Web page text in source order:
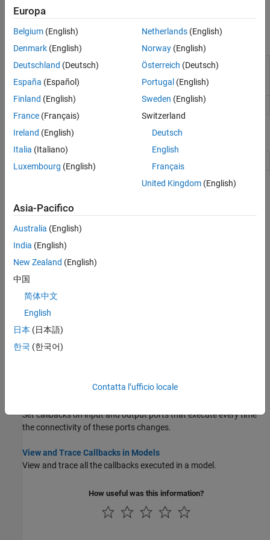
utilizzate dal modello nell'area di lavoro di MATLAB.
Funzioni
Simulink.Annotation
Creare e specificare le proprietà di
area
getCallbackAnnotation Get annotation executing callback
Blocchi
Customize Model Behavior with Callbacks
Use callbacks to customize the behavior of a Simulink model.
Model Callbacks
Specify MATLAB code that executes at certain action points for
models, for example, after the model loads or when you save it.
Block Callbacks
Set block callbacks that execute when blocks are loaded, opened,
or edited.
Initialization Function
Set callbacks on input and output ports that execute every time
the connectivity of these ports changes.
View and Trace Callbacks in Models
View and trace all the callbacks executed in a model.
How useful was this information?
Europa
Belgium (English)
Denmark (English)
Deutschland (Deutsch)
España (Español)
Finland (English)
France (Français)
Ireland (English)
Italia (Italiano)
Luxembourg (English)
Netherlands(English)
Norway(English)
Österreich (Deutsch)
Portugal (English)
Sweden (English)
Switzerland
Deutsch
English
Français
United Kingdom(English)
Asia-Pacifico
Australia (English)
India (English)
New Zealand (English)
中国
简体中文
English
日本 (日本語)
한국 (한국어)
Contatta l’ufficio locale